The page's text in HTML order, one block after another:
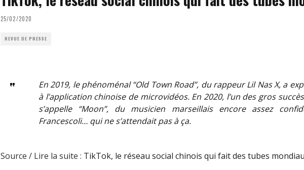
25/02/2020
REVUE DE PRESSE
En 2019, le phénoménal “Old Town Road”, du rappeur Lil Nas X, a
à l’application chinoise de microvidéos. En 2020, l’un des gros
s’appelle “Moon”, du musicien marseillais encore assez
Francescoli… qui ne s’attendait pas à ça.
Source / Lire la suite : TikTok, le réseau social chinois qui fait des tubes